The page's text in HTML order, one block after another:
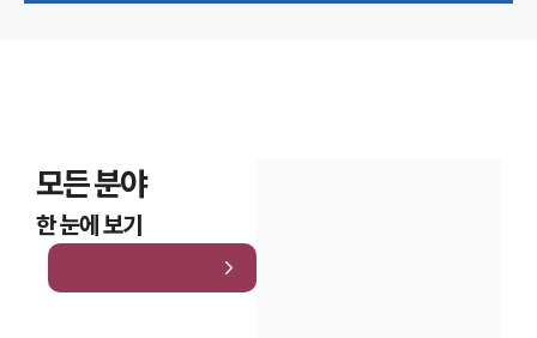
모든 분야
한 눈에 보기